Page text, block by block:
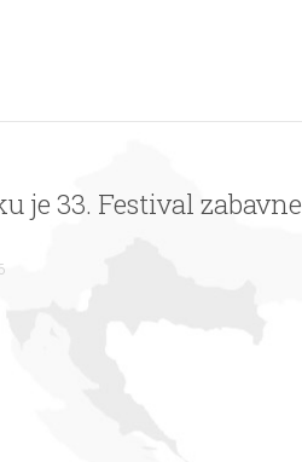
je 33. Festival zabavne